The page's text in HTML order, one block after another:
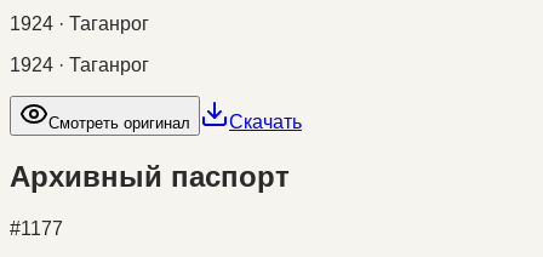
1924 · Таганрог
1924 · Таганрог
Смотреть оригинал Скачать
Архивный паспорт
#1177